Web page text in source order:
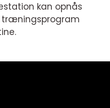
kan opnås